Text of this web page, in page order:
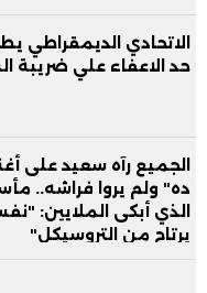
الاتحادي الديمقراطي
حد الاعفاء علي ضريبة
الجميع رآه سعيد على
ده" ولم يروا فراشه..
الذي أبكى الملايين:
يرتاح من التروسيكل"